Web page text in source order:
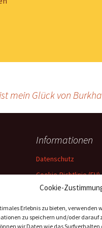
Cookie-
Erlebnis zu bieten, verwenden
zu speichern und/oder darauf
wir Daten wie das Surfverhalten
mein Glück von
Informationen
Datenschutz
Cookie-Richtlinie (EU)
Impressum